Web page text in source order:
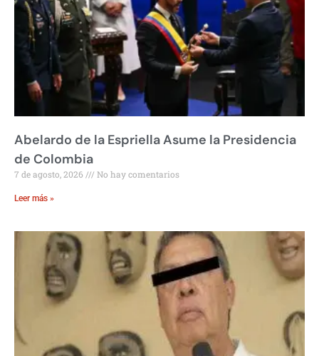
Abelardo de la Espriella Asume la Presidencia
de Colombia
7 de agosto, 2026 No hay comentarios
Leer más »